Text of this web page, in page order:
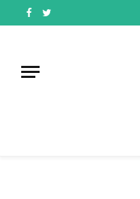
Facebook
Twitter